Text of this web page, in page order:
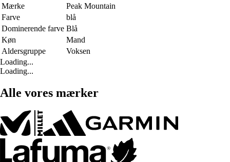
Mærke
Peak Mountain
Farve
blå
Dominerende farve Blå
Køn
Mand
Aldersgruppe
Voksen
Loading...
Loading...
Alle vores mærker